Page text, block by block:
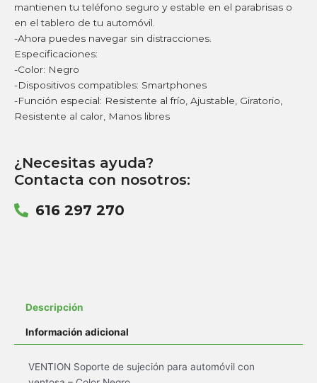
mantienen tu teléfono seguro y estable en el parabrisas o
en el tablero de tu automóvil.
-Ahora puedes navegar sin distracciones.
Especificaciones:
-Color: Negro
-Dispositivos compatibles: Smartphones
-Función especial: Resistente al frío, Ajustable, Giratorio,
Resistente al calor, Manos libres
¿Necesitas ayuda?
Contacta con nosotros:
616 297 270
Descripción
Información adicional
VENTION Soporte de sujeción para automóvil con